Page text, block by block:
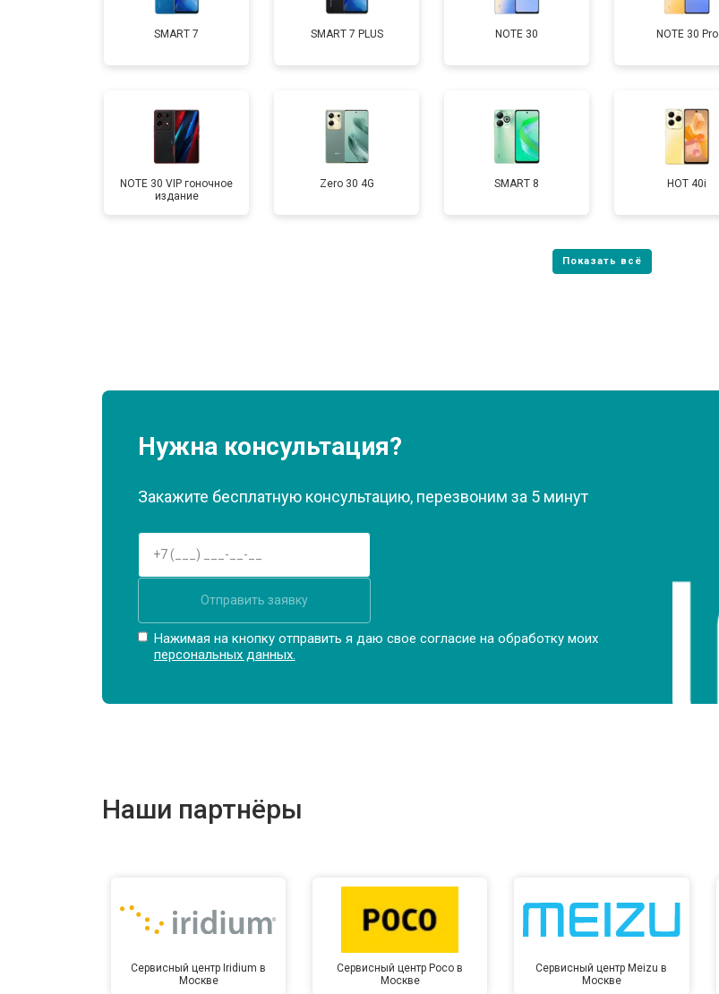
Ремонт цепи питания от 90 мин
SMART 7 SMART 7 PLUS NOTE 30 NOTE 30 Pro
NOTE 30 VIP гоночное
издание
Zero 30 4G SMART 8 HOT 40i
Нужна консультация?
Закажите бесплатную консультацию, перезвоним за 5 минут
Отправить заявку
Нажимая на кнопку отправить я даю свое согласие на обработку моих
персональных данных.
Наши партнёры
Сервисный центр Iridium в
Москве
Сервисный центр Poco в
Москве
Сервисный центр Meizu в
Москве